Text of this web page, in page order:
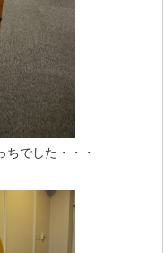
ちでした・・・